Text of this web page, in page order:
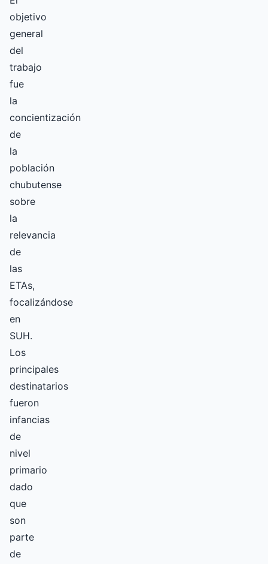
objetivo
general
del
trabajo
fue
la
concientización
de
la
población
chubutense
sobre
la
relevancia
de
las
ETAs,
focalizándose
en
SUH.
Los
principales
destinatarios
fueron
infancias
de
nivel
primario
dado
que
son
parte
de